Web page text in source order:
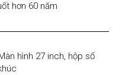
hơn 60 năm
hình 27 inch, hộp số